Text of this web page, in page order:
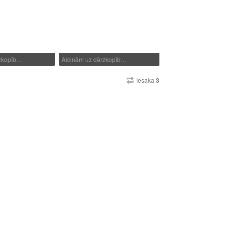
Aicinām uz dārzkopīb…
Iesaka 3